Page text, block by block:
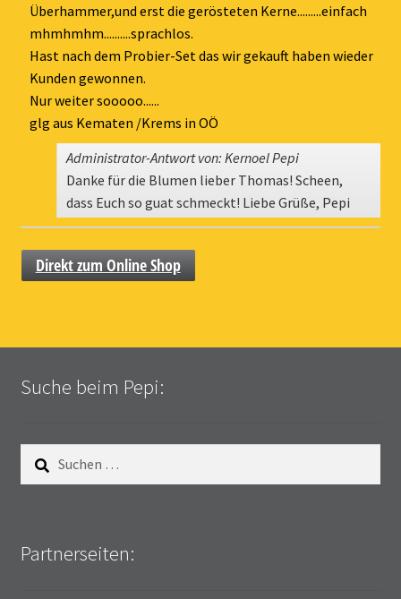
Überhammer,und erst die gerösteten Kerne.........einfach
mhmhmhm..........sprachlos.
Hast nach dem Probier-Set das wir gekauft haben wieder
Kunden gewonnen.
Nur weiter sooooo......
glg aus Kematen /Krems in OÖ
Administrator-Antwort von: Kernoel Pepi
Danke für die Blumen lieber Thomas! Scheen,
dass Euch so guat schmeckt! Liebe Grüße, Pepi
Direkt zum Online Shop
Suche beim Pepi:
nach:
Partnerseiten: